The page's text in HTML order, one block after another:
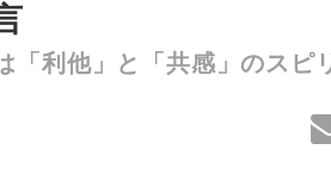
利他」と「共感」のスピ